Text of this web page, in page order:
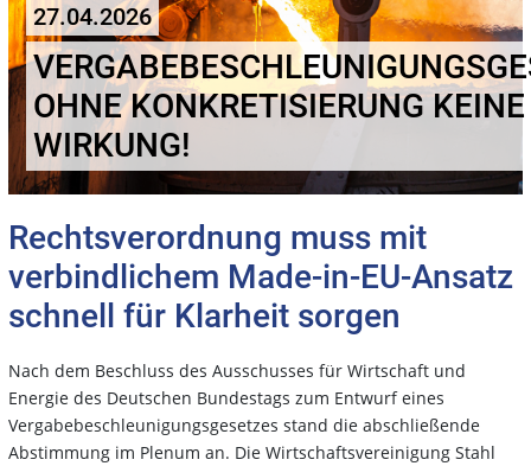
27.04.2026
OHNE KONKRETISIERUNG KEINE
WIRKUNG!
Rechtsverordnung muss mit
verbindlichem Made-in-EU-Ansatz
schnell für Klarheit sorgen
Nach dem Beschluss des Ausschusses für Wirtschaft und
Energie des Deutschen Bundestags zum Entwurf eines
Vergabebeschleunigungsgesetzes stand die abschließende
Abstimmung im Plenum an. Die Wirtschaftsvereinigung Stahl